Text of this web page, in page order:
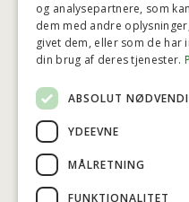
og analysepartnere, som
dem med andre
givet dem, eller som de har
din brug af deres tjenester.
ABSOLUT
YDEEVNE
MÅLRETNING
FUNKTIONALITET